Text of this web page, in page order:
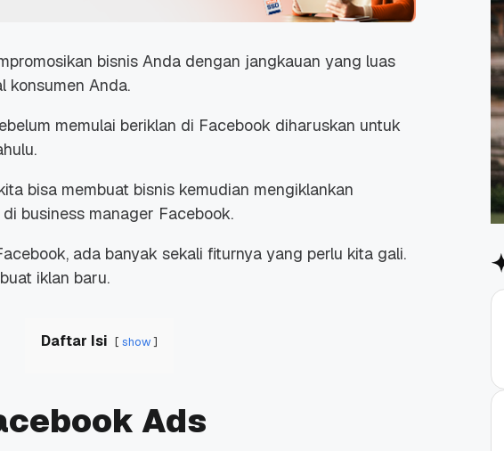
bisnis Anda dengan jangkauan yang luas
konsumen Anda.
memulai beriklan di Facebook diharuskan untuk
bisa membuat bisnis kemudian mengiklankan
business manager Facebook.
ada banyak sekali fiturnya yang perlu kita gali.
iklan baru.
Daftar Isi show
Ads